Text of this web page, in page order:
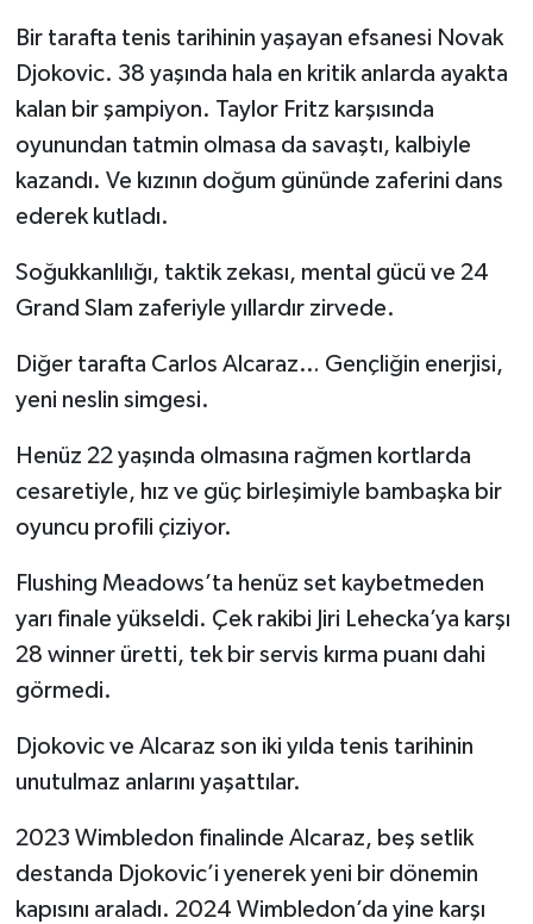
Bir tarafta tenis tarihinin yaşayan efsanesi Novak
Djokovic. 38 yaşında hala en kritik anlarda ayakta
kalan bir şampiyon. Taylor Fritz karşısında
oyunundan tatmin olmasa da savaştı, kalbiyle
kazandı. Ve kızının doğum gününde zaferini dans
ederek kutladı.
Soğukkanlılığı, taktik zekası, mental gücü ve 24
Grand Slam zaferiyle yıllardır zirvede.
Diğer tarafta Carlos Alcaraz… Gençliğin enerjisi,
yeni neslin simgesi.
Henüz 22 yaşında olmasına rağmen kortlarda
cesaretiyle, hız ve güç birleşimiyle bambaşka bir
oyuncu profili çiziyor.
Flushing Meadows’ta henüz set kaybetmeden
yarı finale yükseldi. Çek rakibi Jiri Lehecka’ya karşı
28 winner üretti, tek bir servis kırma puanı dahi
görmedi.
Djokovic ve Alcaraz son iki yılda tenis tarihinin
unutulmaz anlarını yaşattılar.
2023 Wimbledon finalinde Alcaraz, beş setlik
destanda Djokovic’i yenerek yeni bir dönemin
kapısını araladı. 2024 Wimbledon’da yine karşı